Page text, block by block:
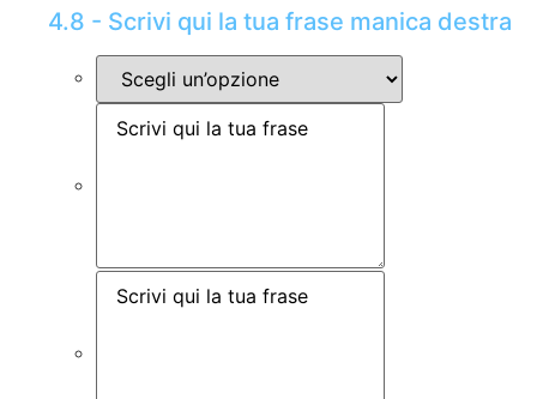
4.8 - Scrivi qui la tua frase manica destra